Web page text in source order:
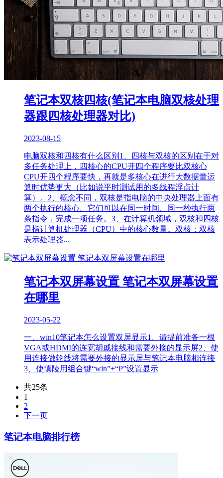
笔记本双核四核(笔记本电脑双核处理
器跟四核处理器对比)
2023-08-15
电脑双核和四核有什么区别1、四核与双核的区别在于对
多任务处理上，四核心的CPU开四个程序要比双核心
CPU开四个程序要快，再就是多核心在进行大数据量运
算时优势更大（比如说平时测试用的多线程浮点计
算）。2、概念不同，双核是指电脑的中央处理器上面有
两个执行的核心。它们可以在同一时间、同一秒执行两
条指令，完成一项任务。3、在计算机领域，双核和四核
是指计算机处理器（CPU）中的核心数量。双核：双核
表示处理器...
笔记本双屏幕设置 笔记本双屏幕设置
在哪里
2023-05-22
一、win10笔记本怎么设置双屏显示1、请提前准备一根
VGA或HDMI的连宽胡戚接线和需要外接的显示屏2、使
用连接做轮线将需要外接的显示屏与笔记本电脑相连接
3、使慎陵用组合键“win”+“P”设置显示
共25条
1
2
下一页
笔记本电脑排行榜